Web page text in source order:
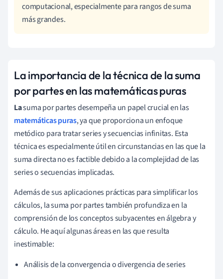
computacional, especialmente para rangos de suma
más grandes.
La importancia de la técnica de la suma
por partes en las matemáticas puras
Lasuma por partes desempeña un papel crucial en las
matemáticas puras, ya que proporciona un enfoque
metódico para tratar series y secuencias infinitas. Esta
técnica es especialmente útil en circunstancias en las que la
suma directa no es factible debido a la complejidad de las
series o secuencias implicadas.
Además de sus aplicaciones prácticas para simplificar los
cálculos, la suma por partes también profundiza en la
comprensión de los conceptos subyacentes en álgebra y
cálculo. He aquí algunas áreas en las que resulta
inestimable:
Análisis de la convergencia o divergencia de series